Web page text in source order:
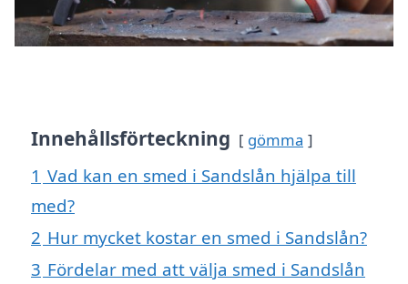
Innehållsförteckning gömma
1 Vad kan en smed i Sandslån hjälpa till
med?
2 Hur mycket kostar en smed i Sandslån?
3 Fördelar med att välja smed i Sandslån